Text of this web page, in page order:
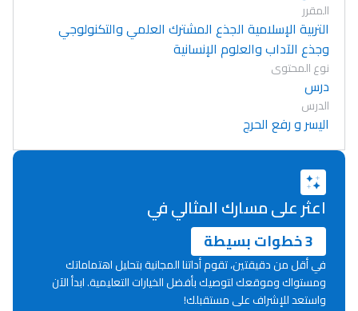
المقرر
التربية الإسلامية الجذع المشترك العلمي والتكنولوجي
وجذع الآداب والعلوم الإنسانية
نوع المحتوى
درس
الدرس
اليسر و رفع الحرج
اعثر على مسارك المثالي في
3 خطوات بسيطة
في أقل من دقيقتين، تقوم أداتنا المجانية بتحليل اهتماماتك
ومستواك وموقعك لتوصيك بأفضل الخيارات التعليمية. ابدأ الآن
واستعد للإشراف على مستقبلك!